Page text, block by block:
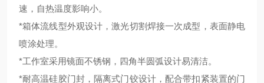
速，自热温度影响小。
*箱体流线型外观设计，激光切割焊接一次成型，表面静电
喷涂处理。
*工作室采用镜面不锈钢，四角半圆弧设计易清洁。
*耐高温硅胶门封，隔离式门铰设计，配合带扣紧装置的门